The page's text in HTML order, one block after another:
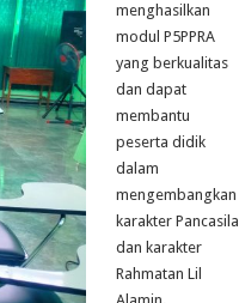
menghasilkan
modul P5PPRA
yang berkualitas
dan dapat
membantu
peserta didik
dalam
mengembangkan
karakter Pancasila
dan karakter
Rahmatan Lil